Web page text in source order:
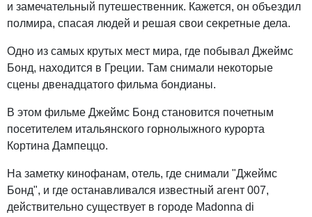
и замечательный путешественник. Кажется, он объездил
полмира, спасая людей и решая свои секретные дела.
Одно из самых крутых мест мира, где побывал Джеймс
Бонд, находится в Греции. Там снимали некоторые
сцены двенадцатого фильма бондианы.
В этом фильме Джеймс Бонд становится почетным
посетителем итальянского горнолыжного курорта
Кортина Дампеццо.
На заметку кинофанам, отель, где снимали "Джеймс
Бонд", и где останавливался известный агент 007,
действительно существует в городе Madonna di